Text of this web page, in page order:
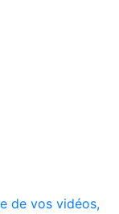
de vos vidéos,